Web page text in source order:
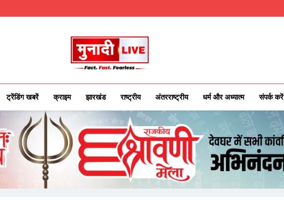
Munadilive.com
Munadi Live – Jharkhand's Leading Local News Network
ट्रेंडिंग खबरें क्राइम झारखंड राष्ट्रीय अंतरराष्ट्रीय धर्म और अध्यात्म संपर्क करें